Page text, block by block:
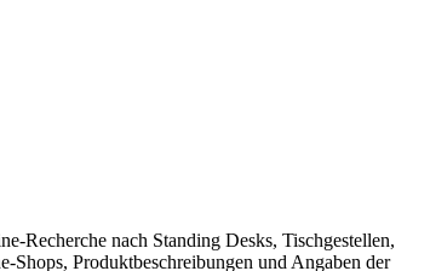
Recherche nach Standing Desks, Tischgestellen,
Produktbeschreibungen und Angaben der